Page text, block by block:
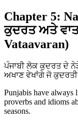
Chapter 5:
ਕੁਦਰਤ ਅਤੇ
Vataavaran)
ਪੰਜਾਬੀ ਲੋਕ ਕੁਦਰਤ ਦੇ
ਅਖਾਣ ਵੇਖਾਂਗੇ ਜੋ
Punjabis have always
proverbs and idioms
seasons.